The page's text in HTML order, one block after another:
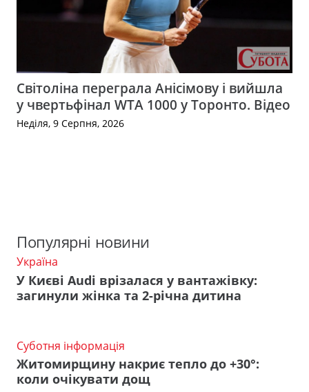
Світоліна переграла Анісімову і вийшла
у чвертьфінал WTA 1000 у Торонто. Відео
Неділя, 9 Серпня, 2026
Популярні новини
Україна
У Києві Audi врізалася у вантажівку:
загинули жінка та 2-річна дитина
Суботня інформація
Житомирщину накриє тепло до +30°:
коли очікувати дощ